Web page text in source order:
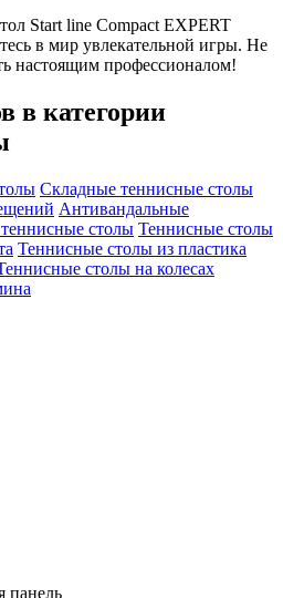
Start line Compact EXPERT
в мир увлекательной игры. Не
настоящим профессионалом!
в категории
Складные теннисные столы
Антивандальные
столы Теннисные столы
Теннисные столы из пластика
столы на колесах
панель